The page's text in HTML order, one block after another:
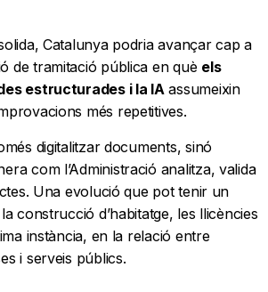
Catalunya podria avançar cap a
de tramitació pública en què els
estructurades i la IAassumeixin
més repetitives.
digitalitzar documents, sinó
com l’Administració analitza, valida
Una evolució que pot tenir un
construcció d’habitatge, les llicències
instància, en la relació entre
i serveis públics.